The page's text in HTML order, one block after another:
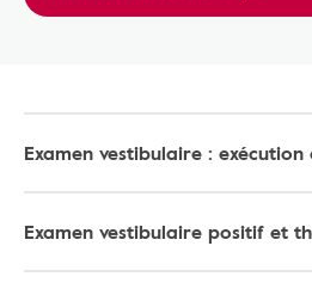
Examen vestibulaire :
Examen vestibulaire positif et